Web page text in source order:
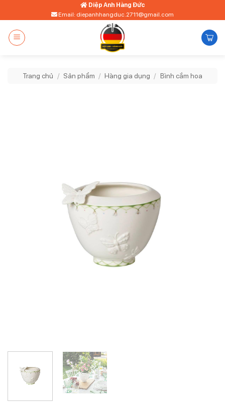
qua
dung
Diệp Anh Hàng Đức
Email: diepanhhangduc.2711@gmail.com
Trang chủ / Sản phẩm / Hàng gia dụng / Bình cắm hoa